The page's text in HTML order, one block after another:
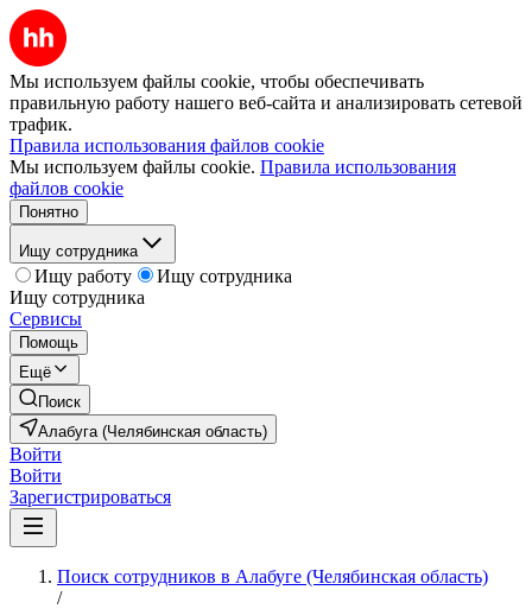
Мы используем файлы cookie, чтобы обеспечивать
правильную работу нашего веб-сайта и анализировать сетевой
трафик.
Правила использования файлов cookie
Мы используем файлы cookie. Правила использования
файлов cookie
Понятно
Ищу сотрудника
Ищу работу
Ищу сотрудника
Ищу сотрудника
Сервисы
Помощь
Ещё
Поиск
Алабуга (Челябинская область)
Войти
Войти
Зарегистрироваться
Поиск сотрудников в Алабуге (Челябинская область)
/